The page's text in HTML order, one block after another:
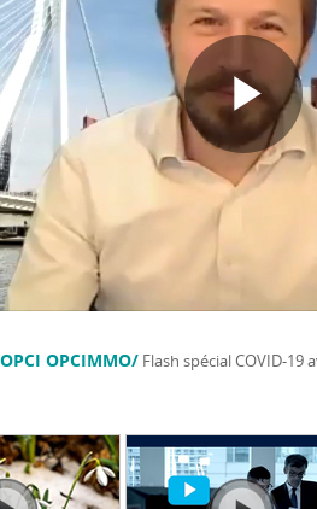
OPCIMMO/ Flash spécial COVID-19